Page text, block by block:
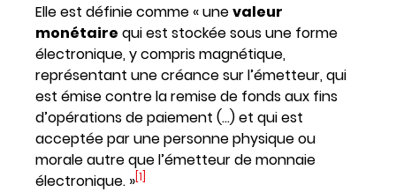
Elle est définie comme « unevaleur
monétaire qui est stockée sous une forme
électronique, y compris magnétique,
représentant une créance sur l’émetteur, qui
est émise contre la remise de fonds aux fins
d’opérations de paiement (…) et qui est
acceptée par une personne physique ou
morale autre que l’émetteur de monnaie
électronique. » [1]